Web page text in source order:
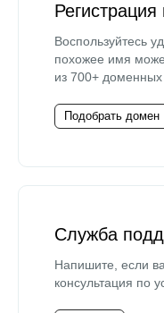
Воспользуйтесь
похожее имя
из 700+ доменных
Подобрать домен
Служба
Напишите, если
консультация по